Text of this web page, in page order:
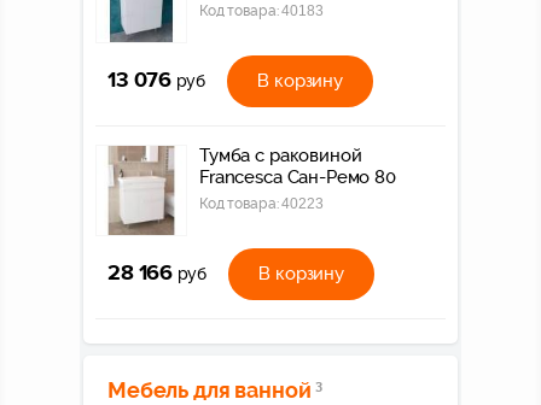
Код товара:40183
13 076 руб В корзину
Тумба с раковиной
Francesca Сан-Ремо 80
Код товара:40223
28 166 руб В корзину
Мебель для ванной 3